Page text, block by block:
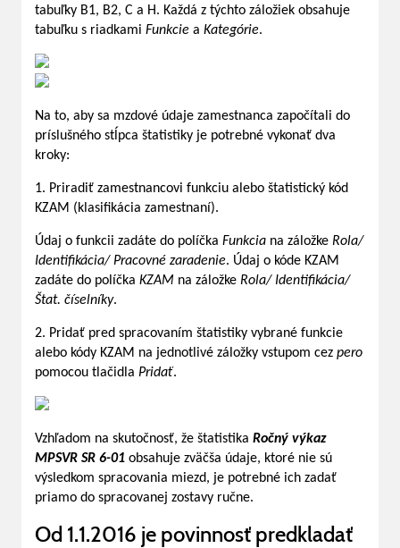
tabuľky B1, B2, C a H. Každá z týchto záložiek obsahuje
tabuľku s riadkami Funkcie a Kategórie.
Na to, aby sa mzdové údaje zamestnanca započítali do
príslušného stĺpca štatistiky je potrebné vykonať dva
kroky:
1. Priradiť zamestnancovi funkciu alebo štatistický kód
KZAM (klasifikácia zamestnaní).
Údaj o funkcii zadáte do políčka Funkcia na záložke Rola/
Identifikácia/ Pracovné zaradenie. Údaj o kóde KZAM
zadáte do políčka KZAM na záložke Rola/ Identifikácia/
Štat. číselníky.
2. Pridať pred spracovaním štatistiky vybrané funkcie
alebo kódy KZAM na jednotlivé záložky vstupom cez pero
pomocou tlačidla Pridať.
Vzhľadom na skutočnosť, že štatistika Ročný výkaz
MPSVR SR 6-01 obsahuje zväčša údaje, ktoré nie sú
výsledkom spracovania miezd, je potrebné ich zadať
priamo do spracovanej zostavy ručne.
Od 1.1.2016 je povinnosť predkladať